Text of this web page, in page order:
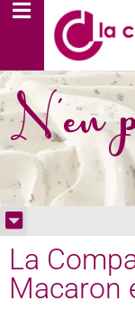
N'en
La
Macaron